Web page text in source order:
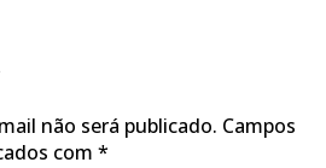
não será publicado. Campos
com *